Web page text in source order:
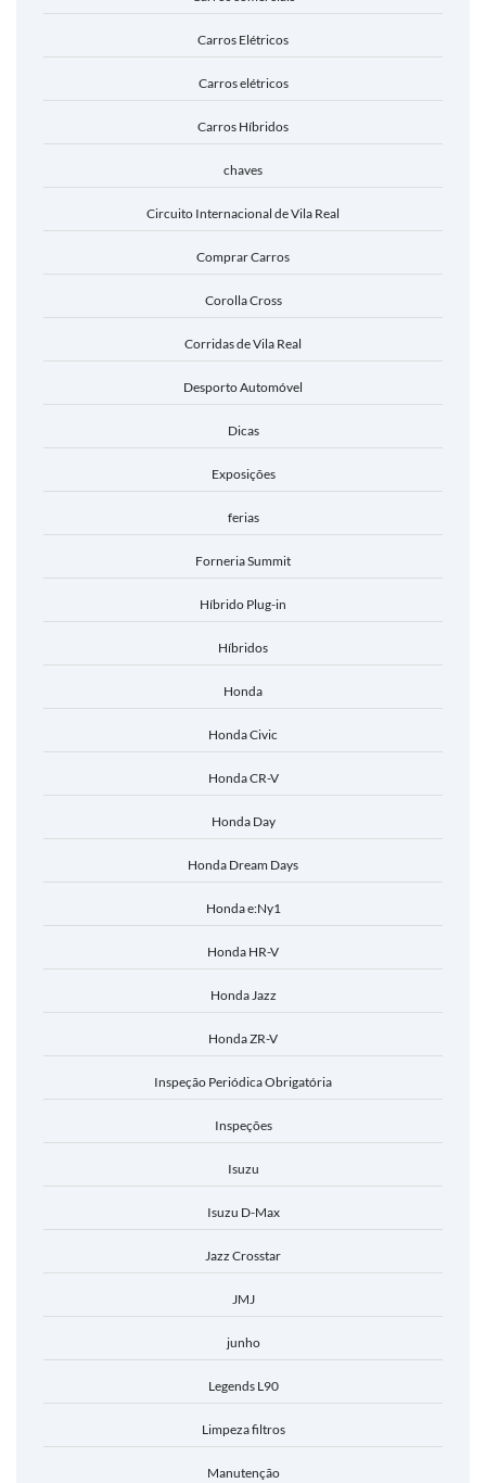
Carros Elétricos
Carros elétricos
Carros Híbridos
chaves
Circuito Internacional de Vila Real
Comprar Carros
Corolla Cross
Corridas de Vila Real
Desporto Automóvel
Dicas
Exposições
ferias
Forneria Summit
Híbrido Plug-in
Híbridos
Honda
Honda Civic
Honda CR-V
Honda Day
Honda Dream Days
Honda e:Ny1
Honda HR-V
Honda Jazz
Honda ZR-V
Inspeção Periódica Obrigatória
Inspeções
Isuzu
Isuzu D-Max
Jazz Crosstar
JMJ
junho
Legends L90
Limpeza filtros
Manutenção